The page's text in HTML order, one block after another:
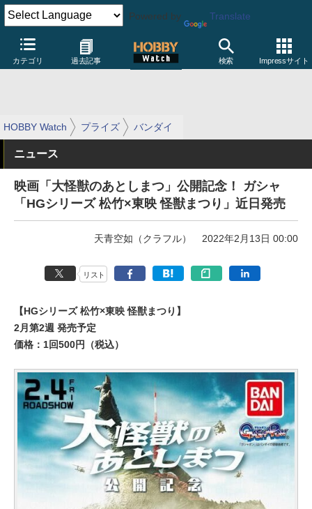
Powered by Translate
カテゴリ 過去記事 検索 Impressサイト
HOBBY Watch プライズ バンダイ
ニュース
映画「大怪獣のあとしまつ」公開記念！ ガシャ
「HGシリーズ 松竹×東映 怪獣まつり」近日発売
天青空如（クラフル） 2022年2月13日 00:00
リスト
【HGシリーズ 松竹×東映 怪獣まつり】
2月第2週 発売予定
価格：1回500円（税込）